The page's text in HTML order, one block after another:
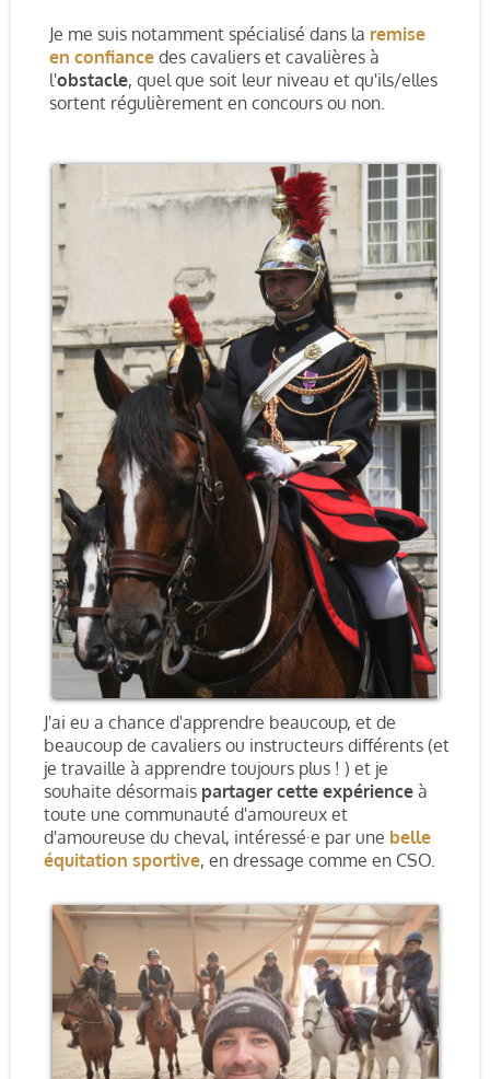
Je me suis notamment spécialisé dans la remise
en confiance des cavaliers et cavalières à
l'obstacle, quel que soit leur niveau et qu'ils/elles
sortent régulièrement en concours ou non.
J'ai eu a chance d'apprendre beaucoup, et de
beaucoup de cavaliers ou instructeurs différents (et
je travaille à apprendre toujours plus ! ) et je
souhaite désormais partager cette expérience à
toute une communauté d'amoureux et
d'amoureuse du cheval, intéressé·e par une belle
équitation sportive, en dressage comme en CSO.